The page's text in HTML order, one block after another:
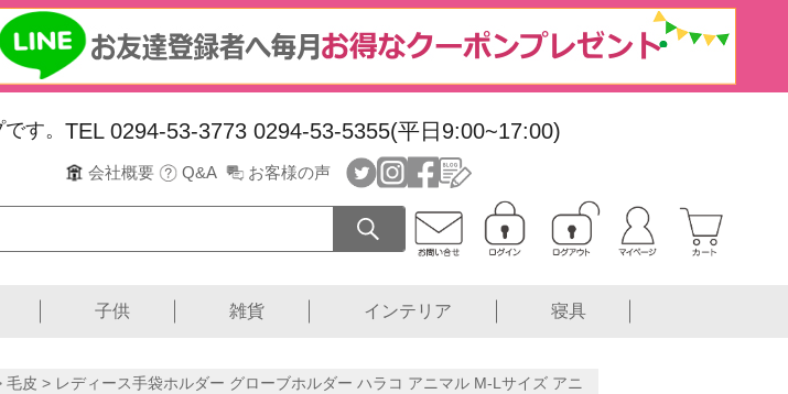
す。 TEL 0294-53-3773 0294-53-5355(平日9:00~17:00)
会社概要 Q&A お客様の声
子供 雑貨 インテリア 寝具
毛皮 > レディース手袋ホルダー グローブホルダー ハラコ アニマル M-Lサイズ アニ